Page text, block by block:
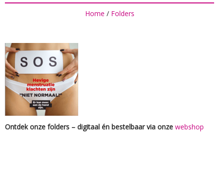
Home / Folders
Ontdek onze folders – digitaal én bestelbaar via onze webshop